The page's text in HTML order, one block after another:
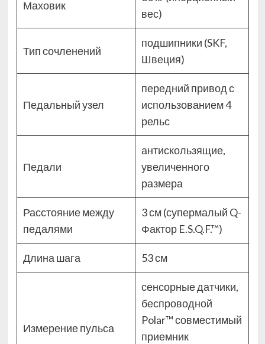
Маховик
вес)
Тип сочленений
подшипники (SKF,
Швеция)
Педальный узел
передний привод с
использованием 4
рельс
Педали
антискользящие,
увеличенного
размера
Расстояние между
педалями
3 см (супермалый Q-
Фактор E.S.Q.F.™)
Длина шага 53 см
Измерение пульса
сенсорные датчики,
беспроводной
Polar™ совместимый
приемник